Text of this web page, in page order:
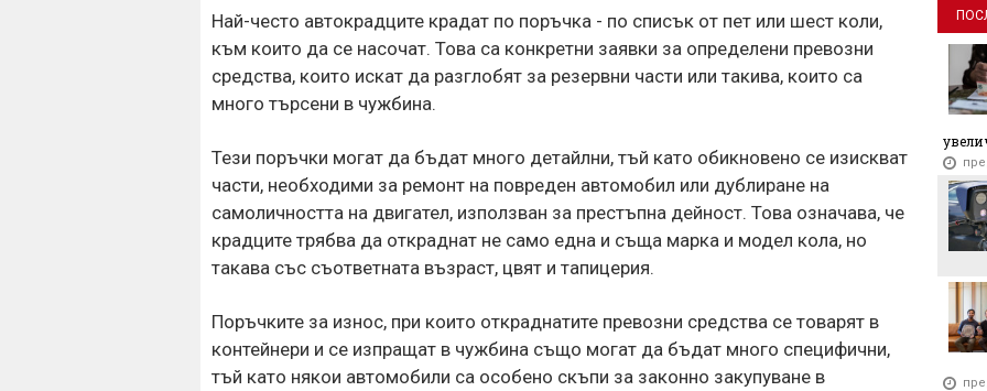
Най-често автокрадците крадат по поръчка - по списък от пет или шест коли,
към които да се насочат. Това са конкретни заявки за определени превозни
средства, които искат да разглобят за резервни части или такива, които са
много търсени в чужбина.
Тези поръчки могат да бъдат много детайлни, тъй като обикновено се изискват
части, необходими за ремонт на повреден автомобил или дублиране на
самоличността на двигател, използван за престъпна дейност. Това означава, че
крадците трябва да откраднат не само една и съща марка и модел кола, но
такава със съответната възраст, цвят и тапицерия.
Поръчките за износ, при които откраднатите превозни средства се товарят в
контейнери и се изпращат в чужбина също могат да бъдат много специфични,
тъй като някои автомобили са особено скъпи за законно закупуване в
сами
Ще